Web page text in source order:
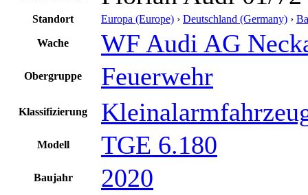
Standort Europa (Europe) › Deutschland (Germany) ›
Wache WF Audi AG
Obergruppe Feuerwehr
Klassifizierung
Modell TGE 6.180
Baujahr 2020